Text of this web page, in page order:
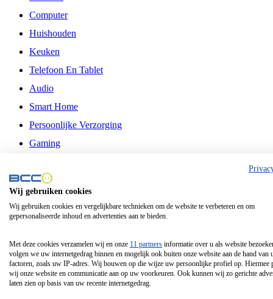
Computer
Huishouden
Keuken
Telefoon En Tablet
Audio
Smart Home
Persoonlijke Verzorging
Gaming
Philips
Schermgrootte 24 Inch
Schermgrootte 85 Inch
Schermgrootte 98 Inch
Tcl
Wij gebruiken cookies
Wij gebruiken cookies en vergelijkbare technieken om de website te verbeteren en om
gepersonaliseerde inhoud en advertenties aan te bieden.
Met deze cookies verzamelen wij en onze 11 partners informatie over u als website
volgen we uw internetgedrag binnen en mogelijk ook buiten onze website aan de hand van
factoren, zoals uw IP-adres. Wij bouwen op die wijze uw persoonlijke profiel op. Hiermee
wij onze website en communicatie aan op uw voorkeuren. Ook kunnen wij zo gerichte
laten zien op basis van uw recente internetgedrag.